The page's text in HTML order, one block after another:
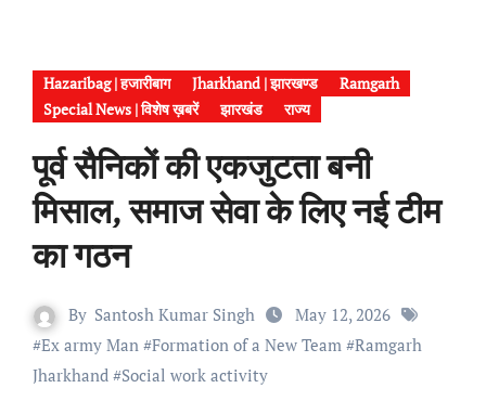
Hazaribag | हजारीबाग Jharkhand | झारखण्ड
Ramgarh
Special News | विशेष ख़बरें
झारखंड राज्य
पूर्व सैनिकों की एकजुटता बनी
मिसाल, समाज सेवा के लिए नई टीम
का गठन
By Santosh Kumar Singh
May 12, 2026
#Ex army Man#Formation of a New Team#Ramgarh
Jharkhand#Social work activity